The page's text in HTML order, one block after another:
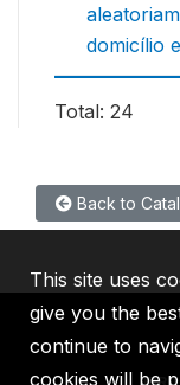
domicílio
Total: 24
Back to
This site uses
give you the
continue to
cookies will be